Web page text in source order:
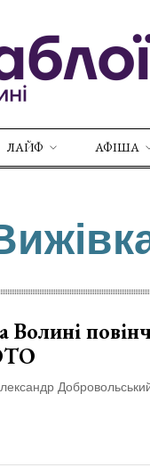
ЛАЙФ АФІША
Волині